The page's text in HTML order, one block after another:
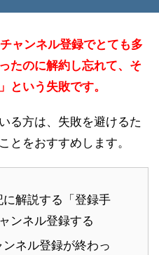
ャンネル登録でとても多
たのに解約し忘れて、そ
という失敗です。
る方は、失敗を避けるた
とをおすすめします。
解説する「登録手
ンネル登録する
ネル登録が終わっ